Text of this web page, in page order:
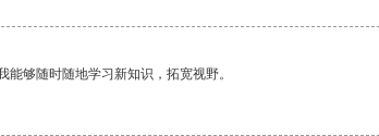
够随时随地学习新知识，拓宽视野。